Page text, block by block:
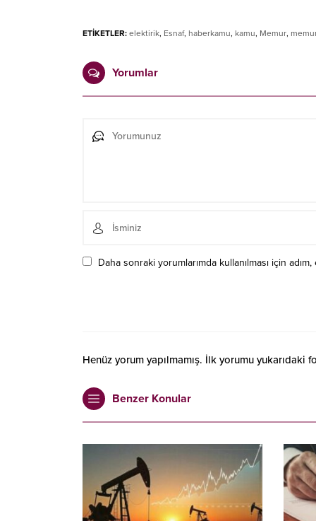
ETİKETLER: elektirik, Esnaf, haberkamu, kamu, Memur,
Yorumlar
Daha sonraki yorumlarımda kullanılması için
Henüz yorum yapılmamış. İlk yorumu yukarıdaki
Benzer Konular